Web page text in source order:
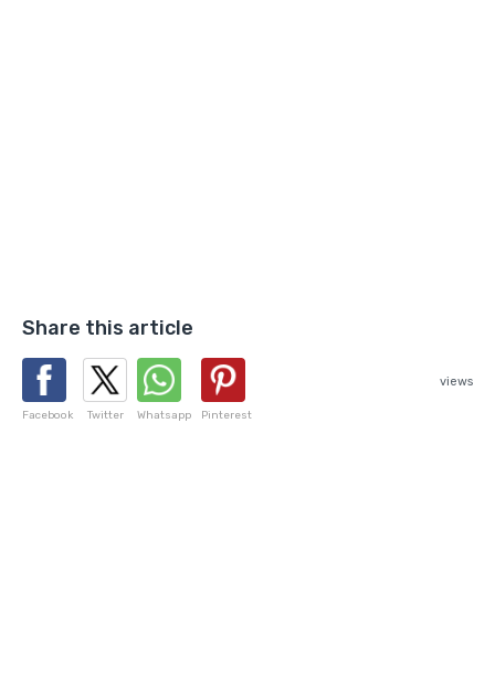
Share this article
Facebook Twitter Whatsapp Pinterest
views